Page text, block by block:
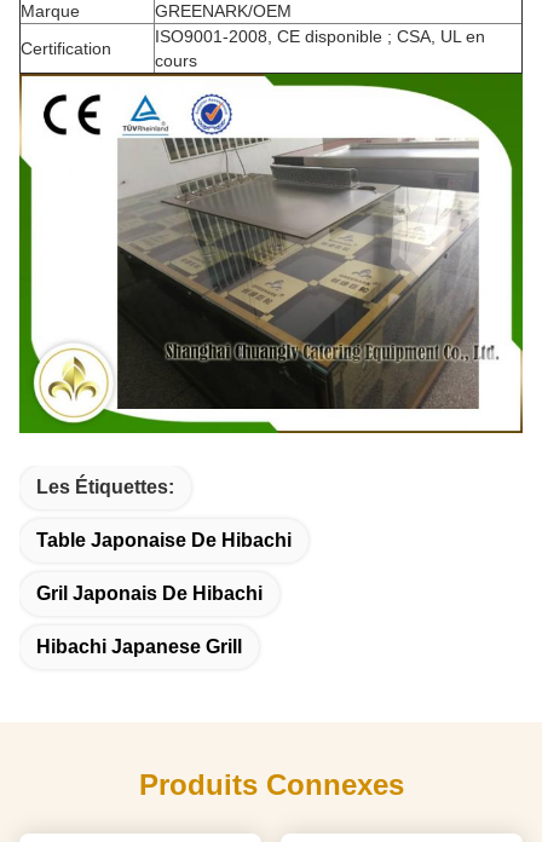
Marque
GREENARK/OEM
Certification
ISO9001-2008, CE disponible ; CSA, UL en
cours
Les Étiquettes:
Table Japonaise De Hibachi
Gril Japonais De Hibachi
Hibachi Japanese Grill
Produits Connexes